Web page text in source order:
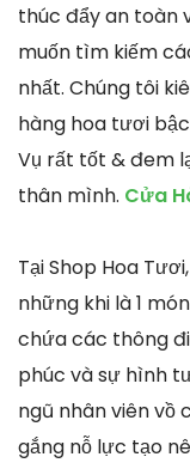
thúc đẩy an toàn
muốn tìm kiếm
nhất. Chúng tôi
hàng hoa tươi
Vụ rất tốt & đem
thân mình. Cửa
Tại Shop Hoa
những khi là 1
chứa các thông
phúc và sự hình
ngũ nhân viên vồ
gắng nỗ lực tạo